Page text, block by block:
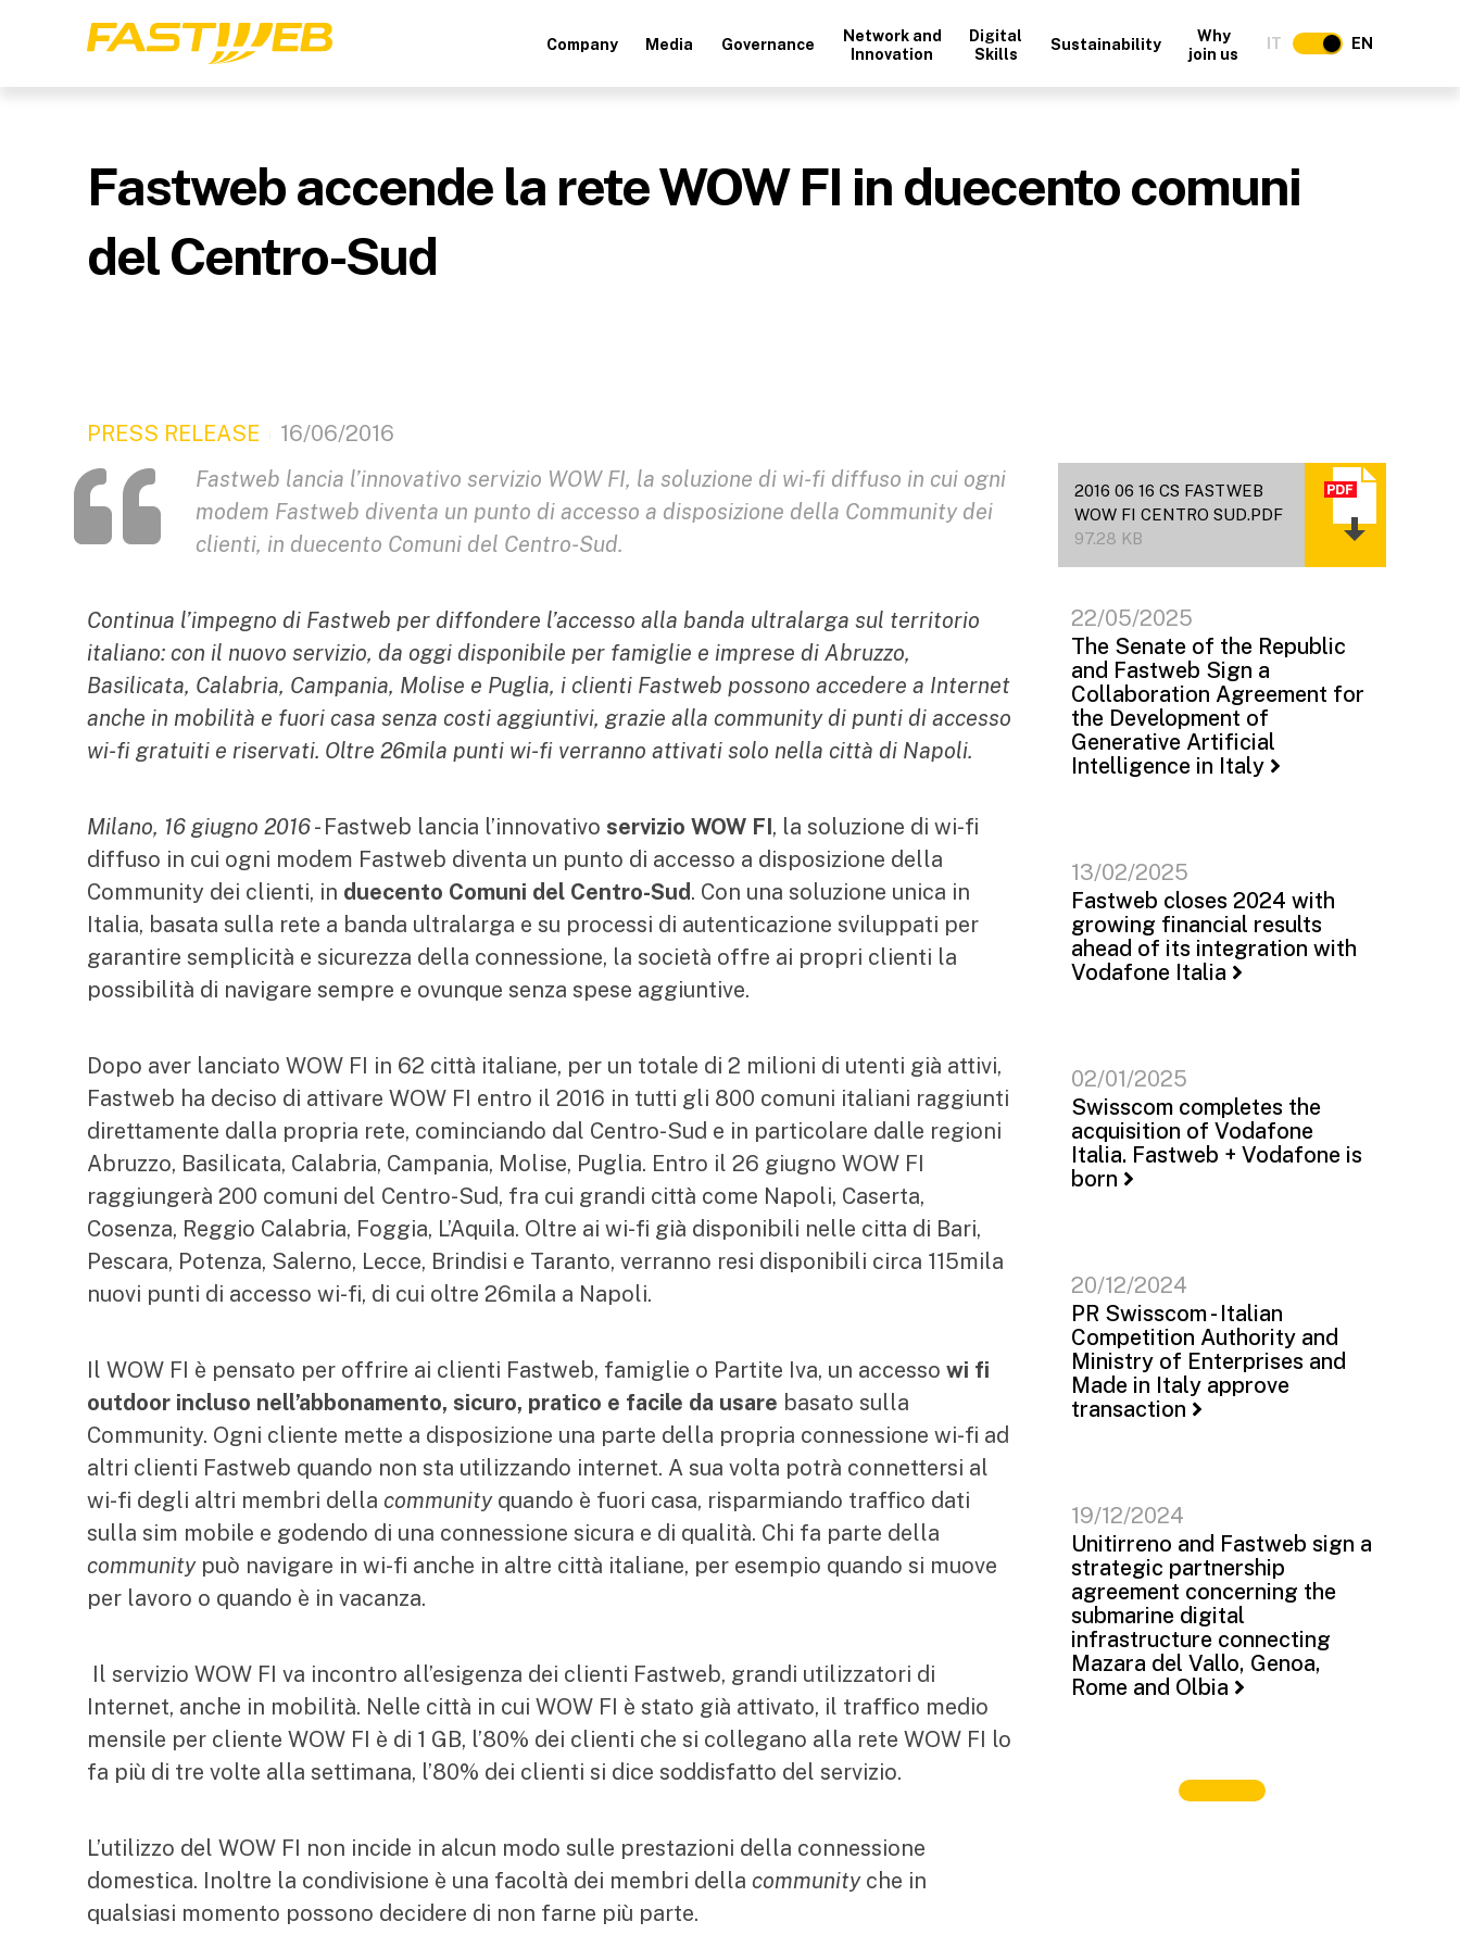
Company Media Governance
Network and
Innovation
Digital
Skills
Sustainability
Why
join us
IT EN
Fastweb accende la rete WOW FI in duecento comuni
del Centro-Sud
PRESS RELEASE
16/06/2016
Fastweb lancia l’innovativo servizio WOW FI, la soluzione di wi-fi diffuso in cui ogni
modem Fastweb diventa un punto di accesso a disposizione della Community dei
clienti, in duecento Comuni del Centro-Sud.
Continua l’impegno di Fastweb per diffondere l’accesso alla banda ultralarga sul territorio
italiano: con il nuovo servizio, da oggi disponibile per famiglie e imprese di Abruzzo,
Basilicata, Calabria, Campania, Molise e Puglia, i clienti Fastweb possono accedere a Internet
anche in mobilità e fuori casa senza costi aggiuntivi, grazie alla community di punti di accesso
wi-fi gratuiti e riservati. Oltre 26mila punti wi-fi verranno attivati solo nella città di Napoli.
Milano, 16 giugno 2016- Fastweb lancia l’innovativo servizio WOW FI, la soluzione di wi-fi
diffuso in cui ogni modem Fastweb diventa un punto di accesso a disposizione della
Community dei clienti, in duecento Comuni del Centro-Sud. Con una soluzione unica in
Italia, basata sulla rete a banda ultralarga e su processi di autenticazione sviluppati per
garantire semplicità e sicurezza della connessione, la società offre ai propri clienti la
possibilità di navigare sempre e ovunque senza spese aggiuntive.
Dopo aver lanciato WOW FI in 62 città italiane, per un totale di 2 milioni di utenti già attivi,
Fastweb ha deciso di attivare WOW FI entro il 2016 in tutti gli 800 comuni italiani raggiunti
direttamente dalla propria rete, cominciando dal Centro-Sud e in particolare dalle regioni
Abruzzo, Basilicata, Calabria, Campania, Molise, Puglia. Entro il 26 giugno WOW FI
raggiungerà 200 comuni del Centro-Sud, fra cui grandi città come Napoli, Caserta,
Cosenza, Reggio Calabria, Foggia, L’Aquila. Oltre ai wi-fi già disponibili nelle citta di Bari,
Pescara, Potenza, Salerno, Lecce, Brindisi e Taranto, verranno resi disponibili circa 115mila
nuovi punti di accesso wi-fi, di cui oltre 26mila a Napoli.
Il WOW FI è pensato per offrire ai clienti Fastweb, famiglie o Partite Iva, un accesso wi fi
outdoor incluso nell’abbonamento, sicuro, pratico e facile da usare basato sulla
Community. Ogni cliente mette a disposizione una parte della propria connessione wi-fi ad
altri clienti Fastweb quando non sta utilizzando internet. A sua volta potrà connettersi al
wi-fi degli altri membri della communityquando è fuori casa, risparmiando traffico dati
sulla sim mobile e godendo di una connessione sicura e di qualità. Chi fa parte della
communitypuò navigare in wi-fi anche in altre città italiane, per esempio quando si muove
per lavoro o quando è in vacanza.
Il servizio WOW FI va incontro all’esigenza dei clienti Fastweb, grandi utilizzatori di
Internet, anche in mobilità. Nelle città in cui WOW FI è stato già attivato, il traffico medio
mensile per cliente WOW FI è di 1 GB, l’80% dei clienti che si collegano alla rete WOW FI lo
fa più di tre volte alla settimana, l’80% dei clienti si dice soddisfatto del servizio.
L’utilizzo del WOW FI non incide in alcun modo sulle prestazioni della connessione
domestica. Inoltre la condivisione è una facoltà dei membri della communityche in
qualsiasi momento possono decidere di non farne più parte.
2016 06 16 CS FASTWEB
WOW FI CENTRO SUD.PDF
97.28 KB
22/05/2025
The Senate of the Republic
and Fastweb Sign a
Collaboration Agreement for
the Development of
Generative Artificial
Intelligence in Italy
13/02/2025
Fastweb closes 2024 with
growing financial results
ahead of its integration with
Vodafone Italia
02/01/2025
Swisscom completes the
acquisition of Vodafone
Italia. Fastweb + Vodafone is
born
20/12/2024
PR Swisscom - Italian
Competition Authority and
Ministry of Enterprises and
Made in Italy approve
transaction
19/12/2024
Unitirreno and Fastweb sign a
strategic partnership
agreement concerning the
submarine digital
infrastructure connecting
Mazara del Vallo, Genoa,
Rome and Olbia